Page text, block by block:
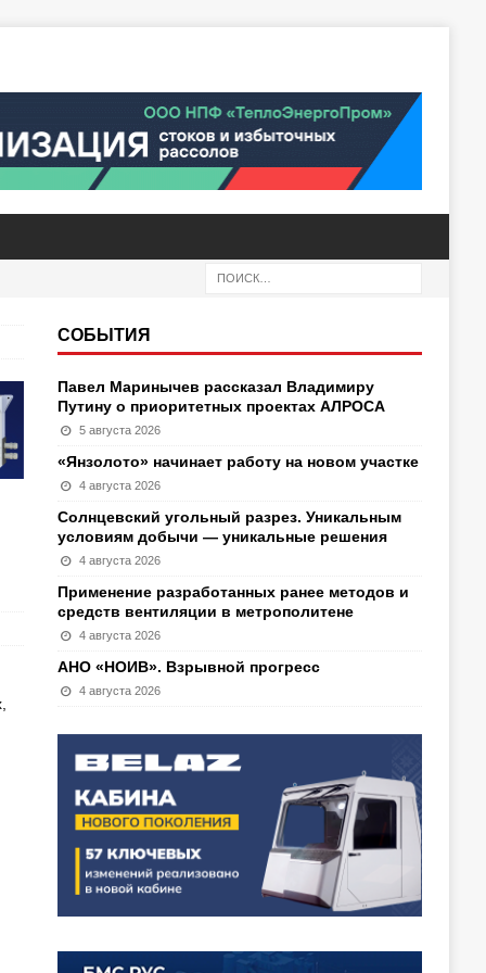
СОБЫТИЯ
Павел Маринычев рассказал Владимиру
Путину о приоритетных проектах АЛРОСА
5 августа 2026
«Янзолото» начинает работу на новом участке
4 августа 2026
Солнцевский угольный разрез. Уникальным
условиям добычи — уникальные решения
4 августа 2026
Применение разработанных ранее методов и
средств вентиляции в метрополитене
4 августа 2026
АНО «НОИВ». Взрывной прогресс
4 августа 2026